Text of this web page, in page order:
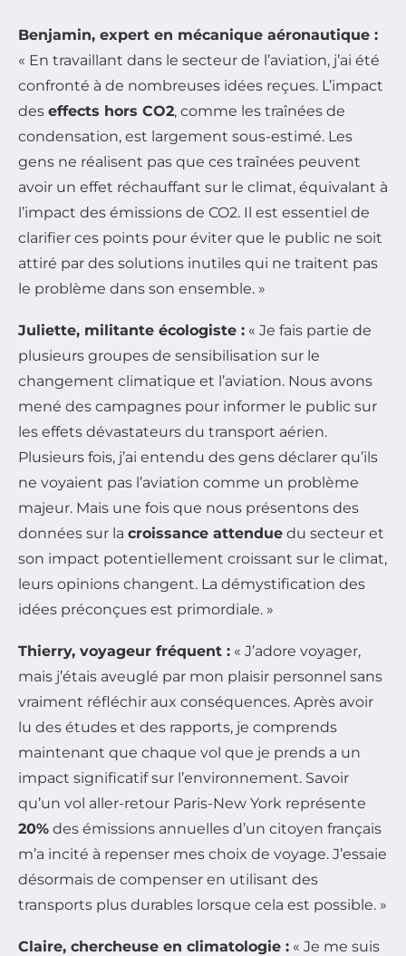
Benjamin, expert en mécanique aéronautique :
« En travaillant dans le secteur de l’aviation, j’ai été
confronté à de nombreuses idées reçues. L’impact
des effects hors CO2, comme les traînées de
condensation, est largement sous-estimé. Les
gens ne réalisent pas que ces traînées peuvent
avoir un effet réchauffant sur le climat, équivalant à
l’impact des émissions de CO2. Il est essentiel de
clarifier ces points pour éviter que le public ne soit
attiré par des solutions inutiles qui ne traitent pas
le problème dans son ensemble. »
Juliette, militante écologiste : « Je fais partie de
plusieurs groupes de sensibilisation sur le
changement climatique et l’aviation. Nous avons
mené des campagnes pour informer le public sur
les effets dévastateurs du transport aérien.
Plusieurs fois, j’ai entendu des gens déclarer qu’ils
ne voyaient pas l’aviation comme un problème
majeur. Mais une fois que nous présentons des
données sur la croissance attendue du secteur et
son impact potentiellement croissant sur le climat,
leurs opinions changent. La démystification des
idées préconçues est primordiale. »
Thierry, voyageur fréquent : « J’adore voyager,
mais j’étais aveuglé par mon plaisir personnel sans
vraiment réfléchir aux conséquences. Après avoir
lu des études et des rapports, je comprends
maintenant que chaque vol que je prends a un
impact significatif sur l’environnement. Savoir
qu’un vol aller-retour Paris-New York représente
20% des émissions annuelles d’un citoyen français
m’a incité à repenser mes choix de voyage. J’essaie
désormais de compenser en utilisant des
transports plus durables lorsque cela est possible. »
Claire, chercheuse en climatologie : « Je me suis